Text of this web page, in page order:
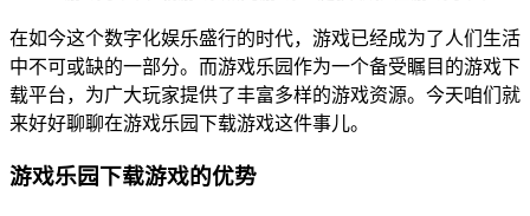
在如今这个数字化娱乐盛行的时代，游戏已经成为了人们生活
中不可或缺的一部分。而游戏乐园作为一个备受瞩目的游戏下
载平台，为广大玩家提供了丰富多样的游戏资源。今天咱们就
来好好聊聊在游戏乐园下载游戏这件事儿。
游戏乐园下载游戏的优势